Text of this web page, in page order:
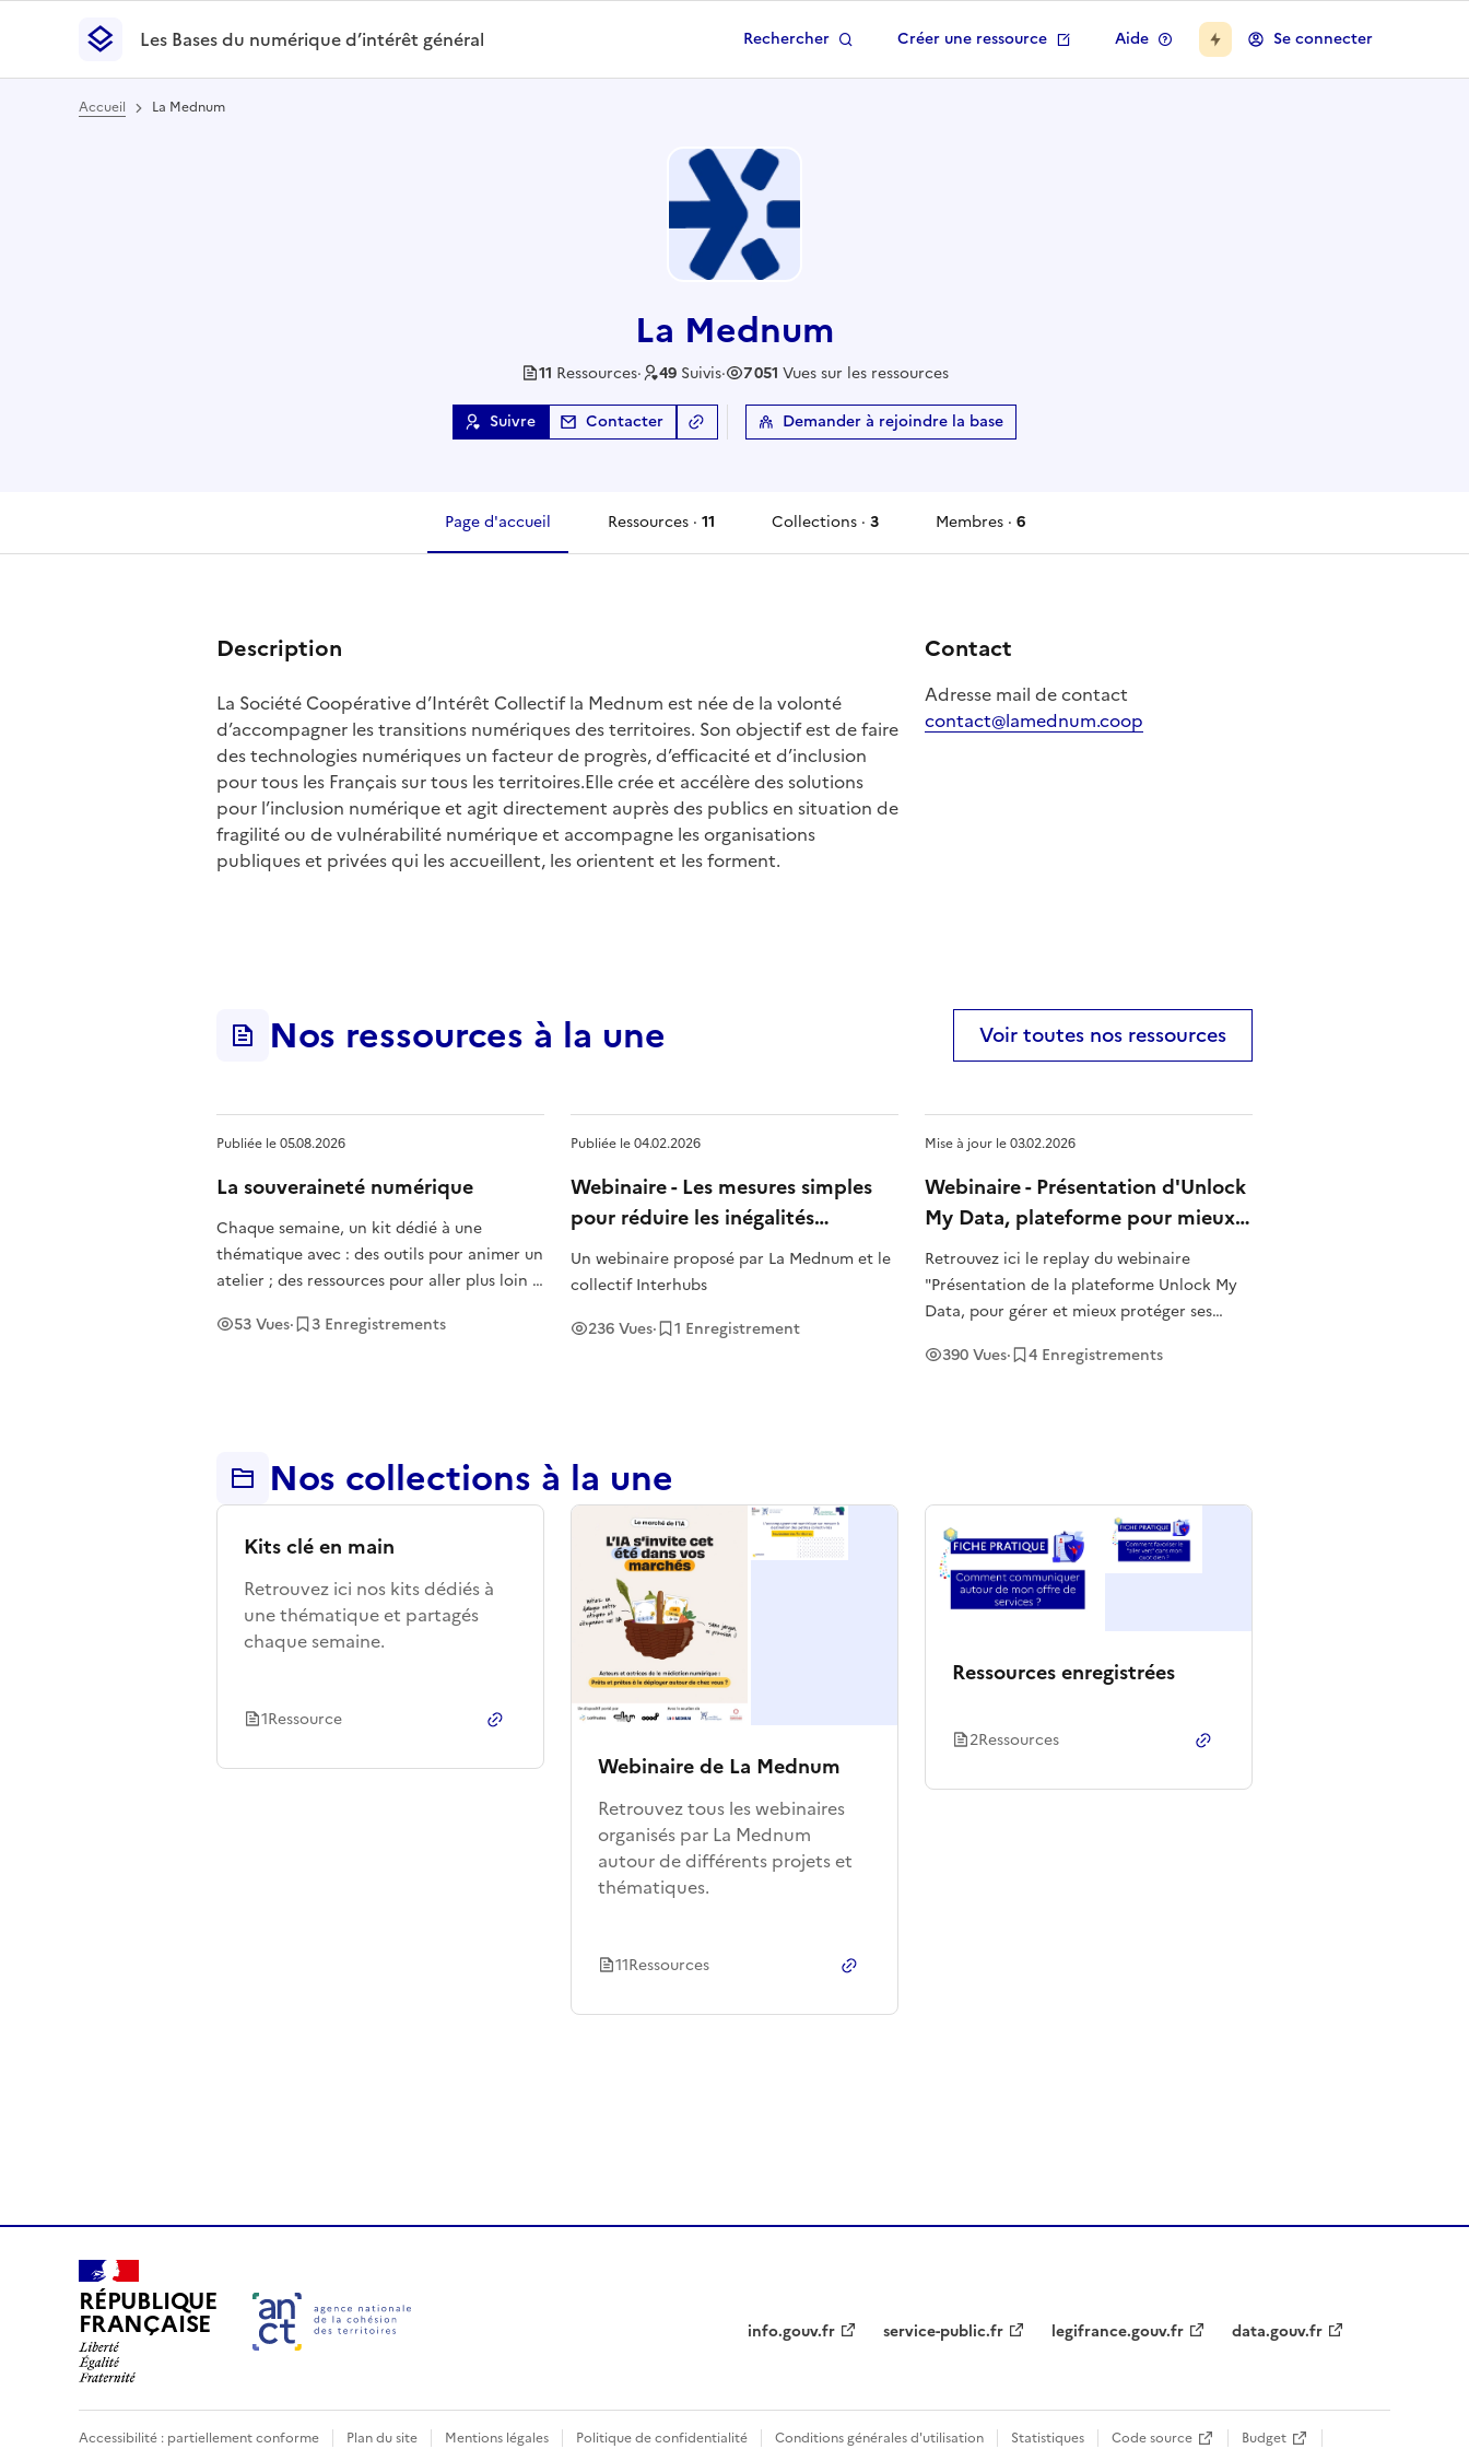
Les Bases du numérique d’intérêt général- Retour à la page d'accueil
Les Bases du numérique d’intérêt général
Rechercher Créer une ressource Aide Se connecter
Accueil La Mednum
La Mednum
11 Ressources· 49Suivis· 7 051 Vues sur les ressources
Suivre Contacter Copier le liende la base
Demander à rejoindre la base
Page d'accueil Ressources · 11
Collections · 3
Membres · 6
Description
La Société Coopérative d’Intérêt Collectif la Mednum est née de la volonté
d’accompagner les transitions numériques des territoires. Son objectif est de faire
des technologies numériques un facteur de progrès, d’efficacité et d’inclusion
pour tous les Français sur tous les territoires.Elle crée et accélère des solutions
pour l’inclusion numérique et agit directement auprès des publics en situation de
fragilité ou de vulnérabilité numérique et accompagne les organisations
publiques et privées qui les accueillent, les orientent et les forment.
Contact
Adresse mail de contact
contact@lamednum.coop
Nos ressources à la une Voir toutes nos ressources
La souveraineté numérique
Chaque semaine, un kit dédié à une
thématique avec : des outils pour animer un
atelier ; des ressources pour aller plus loin ;
podcasts et de lectures.
53Vues· 3 Enregistrements
Publiée le05.08.2026
Webinaire - Les mesures simples
pour réduire les inégalités
numériques sur votre territoire
Un webinaire proposé par La Mednum et le
collectif Interhubs
236Vues· 1 Enregistrement
Publiée le04.02.2026
Webinaire - Présentation d'Unlock
My Data, plateforme pour mieux
protéger ses données personnelles
Retrouvez ici le replay du webinaire
"Présentation de la plateforme Unlock My
Data, pour gérer et mieux protéger ses
390Vues· 4 Enregistrements
Mise à jour le03.02.2026
Nos collections à la une
Kits clé en main
Retrouvez ici nos kits dédiés à
une thématique et partagés
chaque semaine.
1Ressource Copier le lien de la collection
Webinaire de La Mednum
Retrouvez tous les webinaires
organisés par La Mednum
autour de différents projets et
thématiques.
11Ressources Copier le lien
Ressources enregistrées
2Ressources Copier le lien
RÉPUBLIQUE
FRANÇAISE info.gouv.fr service-public.fr legifrance.gouv.fr data.gouv.fr
Accessibilité : partiellement conforme Plan du site Mentions légales Politique de confidentialité Conditions générales d'utilisation Statistiques Code source Budget